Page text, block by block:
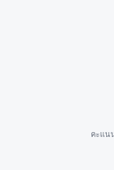
คะแน